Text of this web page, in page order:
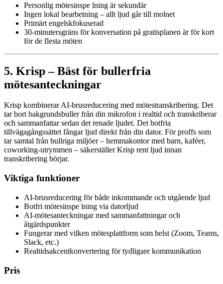
Personlig mötesinspe lning är sekundär
Ingen lokal bearbetning – allt ljud går till molnet
Primärt engelskfokuserad
30-minutersgräns för konversation på gratisplanen är för kort
för de flesta möten
5. Krisp – Bäst för bullerfria
mötesanteckningar
Krisp kombinerar AI-brusreducering med mötestranskribering. Det
tar bort bakgrundsbuller från din mikrofon i realtid och transkriberar
och sammanfattar sedan det renade ljudet. Det botfria
tillvägagångssättet fångar ljud direkt från din dator. För proffs som
tar samtal från bullriga miljöer – hemmakontor med barn, kaféer,
coworking-utrymmen – säkerställer Krisp rent ljud innan
transkribering börjar.
Viktiga funktioner
AI-brusreducering för både inkommande och utgående ljud
Botfri mötesinspe lning via datorljud
AI-mötesanteckningar med sammanfattningar och
åtgärdspunkter
Fungerar med vilken mötesplattform som helst (Zoom, Teams,
Slack, etc.)
Realtidsakcentkonvertering för tydligare kommunikation
Pris